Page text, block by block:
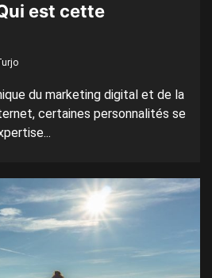
est cette
du marketing digital et de la
certaines personnalités se